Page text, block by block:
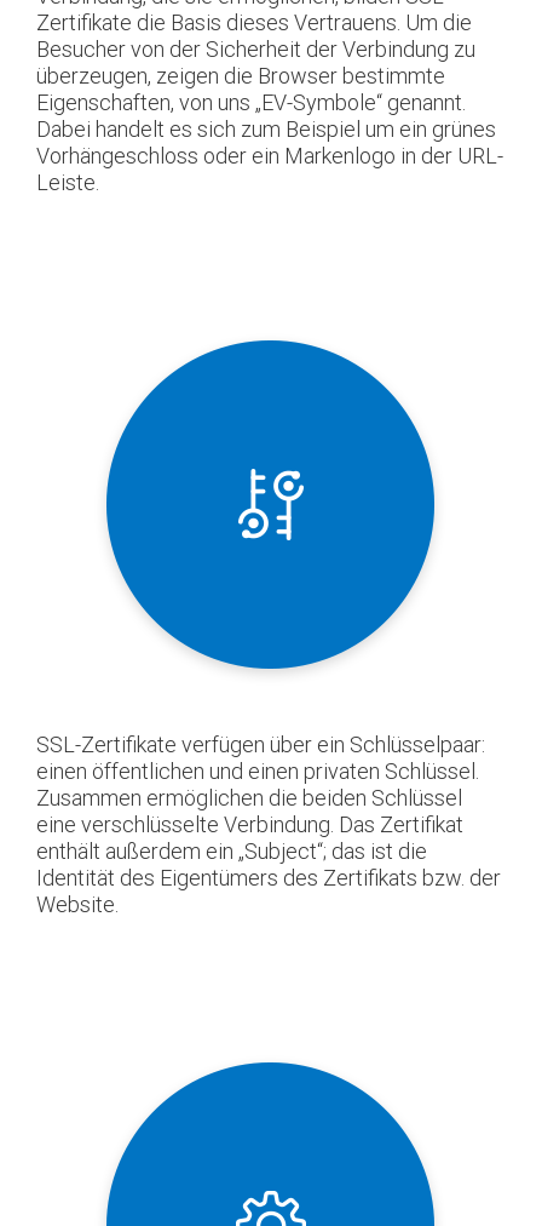
Zertifikate die Basis dieses Vertrauens. Um die
Besucher von der Sicherheit der Verbindung zu
überzeugen, zeigen die Browser bestimmte
Eigenschaften, von uns „EV-Symbole“ genannt.
Dabei handelt es sich zum Beispiel um ein grünes
Vorhängeschloss oder ein Markenlogo in der URL-
Leiste.
SSL-Zertifikate verfügen über ein Schlüsselpaar:
einen öffentlichen und einen privaten Schlüssel.
Zusammen ermöglichen die beiden Schlüssel
eine verschlüsselte Verbindung. Das Zertifikat
enthält außerdem ein „Subject“; das ist die
Identität des Eigentümers des Zertifikats bzw. der
Website.